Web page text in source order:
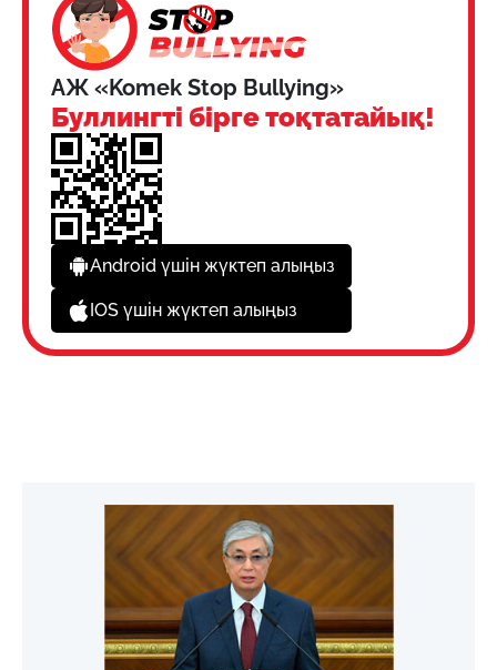
АЖ «Komek Stop Bullying»
Буллингті бірге тоқтатайық!
Android үшін жүктеп алыңыз
IOS үшін жүктеп алыңыз